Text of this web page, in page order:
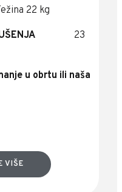
22 kg
23
u obrtu ili naša
VIŠE